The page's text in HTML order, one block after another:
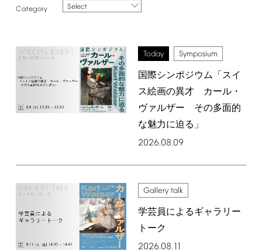
Select
Today Symposium
国際シンポジウム「スイ
ス絵画の異才 カール・
ヴァルザー その多面的
な魅力に迫る」
2026.08.09
Gallery talk
学芸員によるギャラリー
トーク
2026.08.11